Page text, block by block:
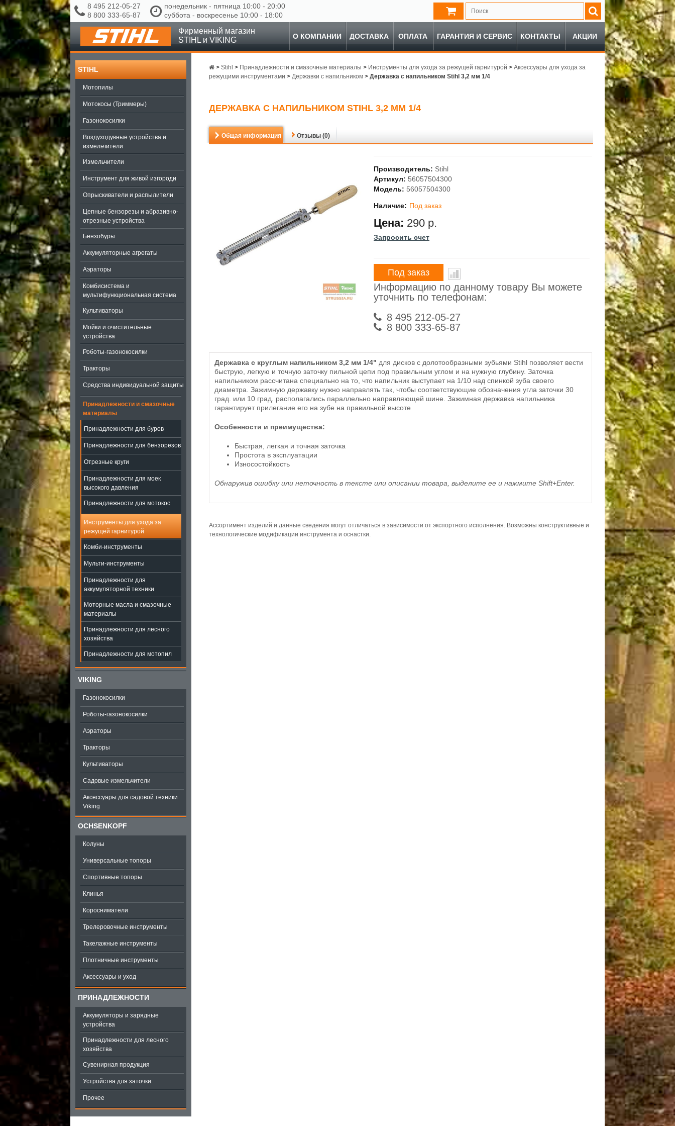
8 495 212-05-27
8 800 333-65-87
понедельник - пятница 10:00 - 20:00
суббота - воскресенье 10:00 - 18:00
Фирменный магазин
STIHL и VIKING
О КОМПАНИИ ДОСТАВКА ОПЛАТА ГАРАНТИЯ И СЕРВИС КОНТАКТЫ АКЦИИ
STIHL
Мотопилы
Мотокосы (Триммеры)
Газонокосилки
Воздуходувные устройства и
измельчители
Измельчители
Инструмент для живой изгороди
Опрыскиватели и распылители
Цепные бензорезы и абразивно-
отрезные устройства
Бензобуры
Аккумуляторные агрегаты
Аэраторы
Комбисистема и
мультифункциональная система
Культиваторы
Мойки и очистительные
устройства
Роботы-газонокосилки
Тракторы
Средства индивидуальной защиты
Принадлежности и смазочные
материалы
Принадлежности для буров
Принадлежности для бензорезов
Отрезные круги
Принадлежности для моек
высокого давления
Принадлежности для мотокос
Инструменты для ухода за
режущей гарнитурой
Комби-инструменты
Мульти-инструменты
Принадлежности для
аккумуляторной техники
Моторные масла и смазочные
материалы
Принадлежности для лесного
хозяйства
Принадлежности для мотопил
VIKING
Газонокосилки
Роботы-газонокосилки
Аэраторы
Тракторы
Культиваторы
Садовые измельчители
Аксессуары для садовой техники
Viking
OCHSENKOPF
Колуны
Универсальные топоры
Спортивные топоры
Клинья
Коросниматели
Трелеровочные инструменты
Такелажные инструменты
Плотничные инструменты
Аксессуары и уход
ПРИНАДЛЕЖНОСТИ
Аккумуляторы и зарядные
устройства
Принадлежности для лесного
хозяйства
Сувенирная продукция
Устройства для заточки
Прочее
> Stihl > Принадлежности и смазочные материалы > Инструменты для ухода за режущей гарнитурой > Аксессуары для ухода за
режущими инструментами > Державки с напильником > Державка с напильником Stihl 3,2 мм 1/4
ДЕРЖАВКА С НАПИЛЬНИКОМ STIHL 3,2 ММ 1/4
Общая информация Отзывы (0)
Производитель: Stihl
Артикул: 56057504300
Модель: 56057504300
Наличие: Под заказ
Цена: 290 р.
Запросить счет
Под заказ
Информацию по данному товару Вы можете
уточнить по телефонам:
8 495 212-05-27
8 800 333-65-87
Державка с круглым напильником 3,2 мм 1/4" для дисков с долотообразными зубьями Stihl позволяет вести
быструю, легкую и точную заточку пильной цепи под правильным углом и на нужную глубину. Заточка
напильником рассчитана специально на то, что напильник выступает на 1/10 над спинкой зуба своего
диаметра. Зажимную державку нужно направлять так, чтобы соответствующие обозначения угла заточки 30
град. или 10 град. располагались параллельно направляющей шине. Зажимная державка напильника
гарантирует прилегание его на зубе на правильной высоте
Особенности и преимущества:
Быстрая, легкая и точная заточка
Простота в эксплуатации
Износостойкость
Обнаружив ошибку или неточность в тексте или описании товара, выделите ее и нажмите Shift+Enter.
Ассортимент изделий и данные сведения могут отличаться в зависимости от экспортного исполнения. Возможны конструктивные и
технологические модификации инструмента и оснастки.